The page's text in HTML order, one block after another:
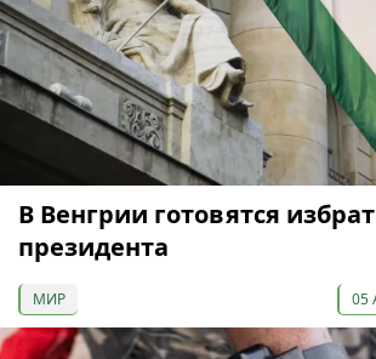
В Венгрии готовятся
президента
МИР 05